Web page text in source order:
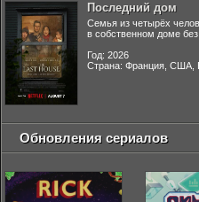
Последний дом
Семья из четырёх
в собственном доме без
Год: 2026
Страна: Франция, США,
Обновления сериалов